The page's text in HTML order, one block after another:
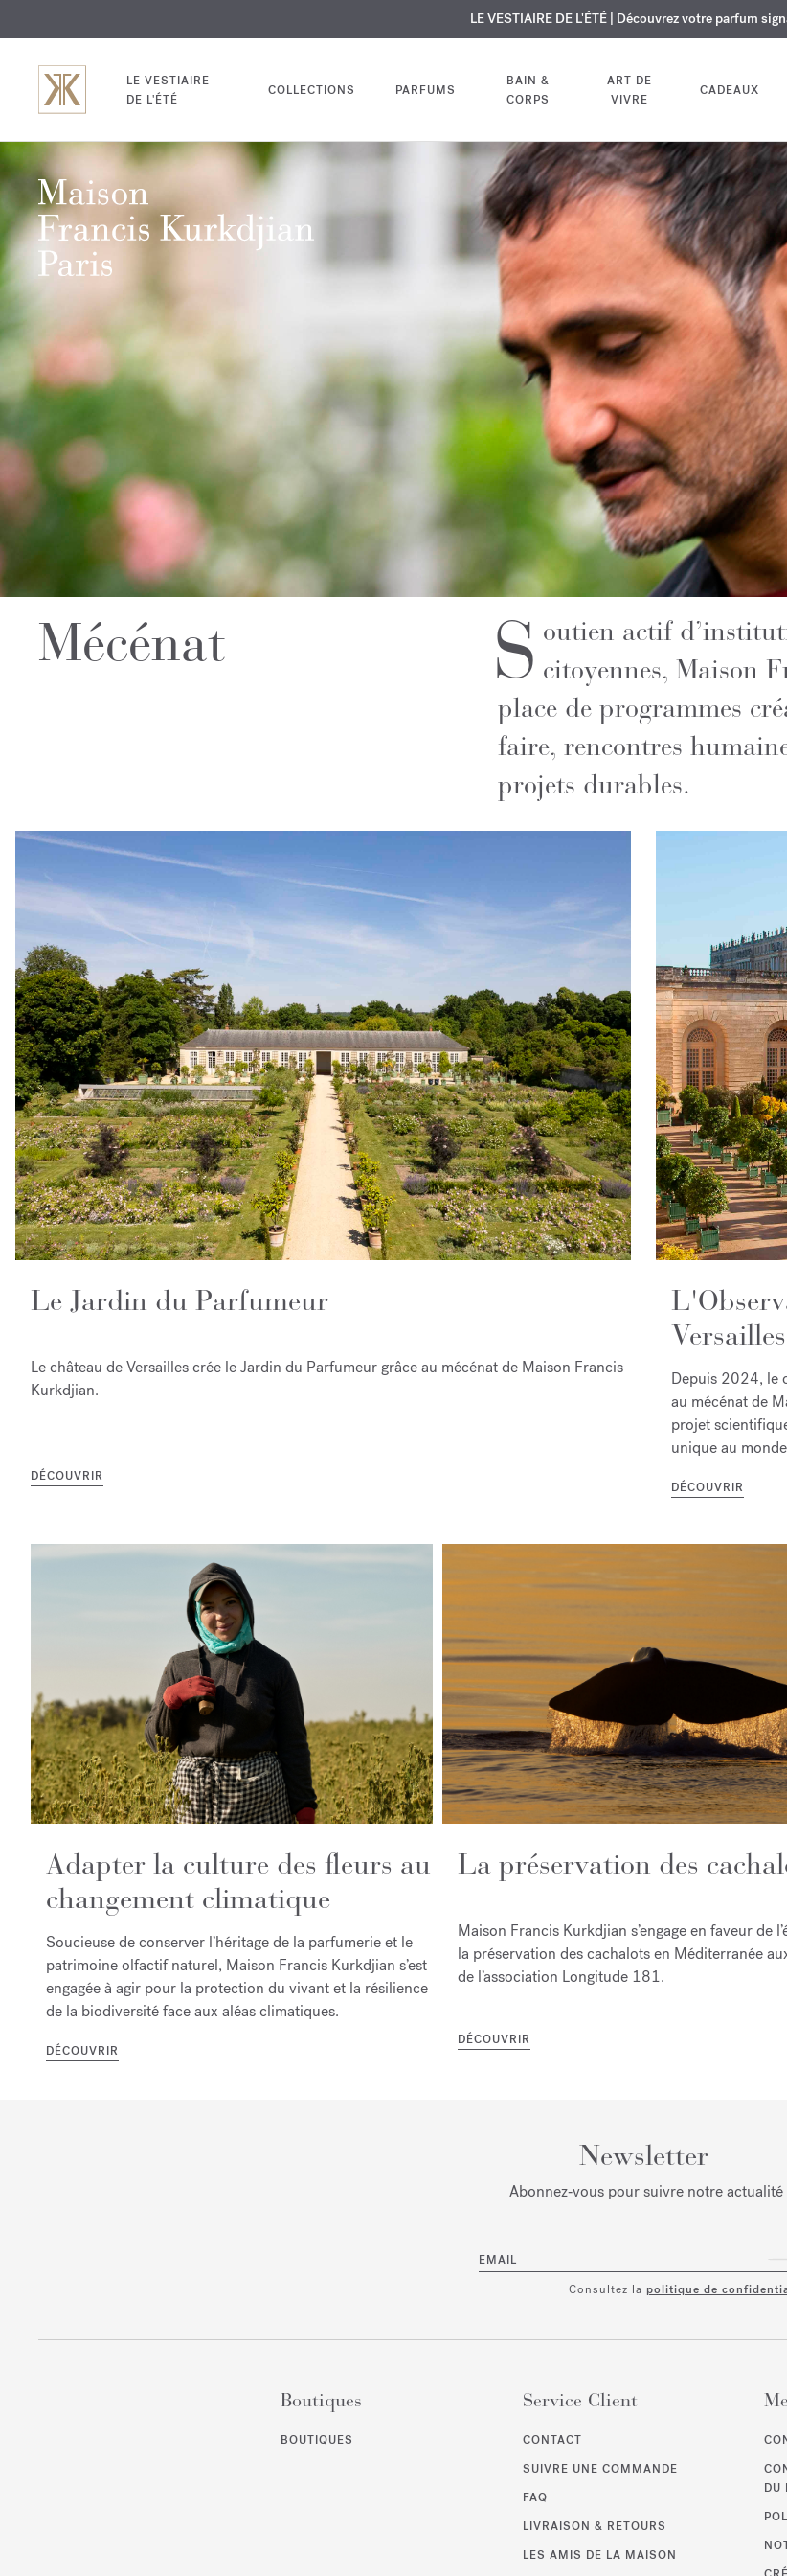
EXCLUSIF | Découvrez le nouveau parfum OUDvelvet mooddans
GRAVURE OFFERTE | Sur tous les parfums et huiles pour le
LE VESTIAIRE DE L'ÉTÉ | Découvrez votre parfum
LE VESTIAIRE
DE L'ÉTÉ
COLLECTIONS PARFUMS
BAIN &
CORPS
ART DE
VIVRE
CADEAUX
Mécénat S outien actif
citoyennes, Maison
place de programmes
faire, rencontres
projets durables.
Le Jardin du Parfumeur
Le château de Versailles crée le Jardin du Parfumeur grâce au mécénat de Maison Francis
Kurkdjian.
DÉCOUVRIR
Versailles
Depuis 2024, le
au mécénat de
projet
unique au
DÉCOUVRIR
Adapter la culture des fleurs au
changement climatique
Soucieuse de conserver l’héritage de la parfumerie et le
patrimoine olfactif naturel, Maison Francis Kurkdjian s’est
engagée à agir pour la protection du vivant et la résilience
de la biodiversité face aux aléas climatiques.
DÉCOUVRIR
La préservation des
Maison Francis Kurkdjian s’engage en faveur de
la préservation des cachalots en Méditerranée
de l’association Longitude 181.
DÉCOUVRIR
Newsletter
Abonnez‑vous pour suivre notre actualité
EMAIL
Consultez la politique de
Boutiques
BOUTIQUES
Service Client
CONTACT
SUIVRE UNE COMMANDE
FAQ
LIVRAISON & RETOURS
LES AMIS DE LA MAISON
DU